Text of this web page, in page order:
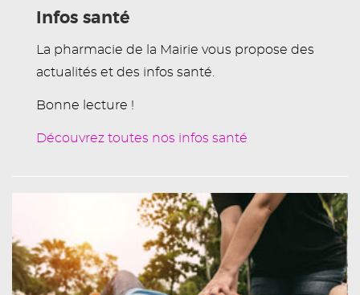
Infos santé
La pharmacie de la Mairie vous propose des
actualités et des infos santé.
Bonne lecture !
Découvrez toutes nos infos santé